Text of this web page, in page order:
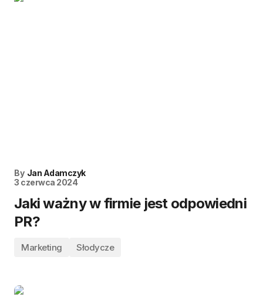
By Jan Adamczyk
3 czerwca 2024
Jaki ważny w firmie jest odpowiedni
PR?
Marketing Słodycze